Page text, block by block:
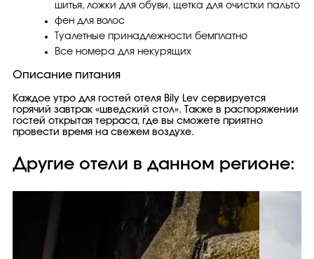
шитья, ложки для обуви, щетка для очистки пальто
фен для волос
Туалетные принадлежности бемплатно
Bсе номера для некурящих
Описание питания
Каждое утро для гостей отеля Bily Lev сервируется
горячий завтрак «шведский стол». Также в распоряжении
гостей открытая терраса, где вы сможете приятно
провести время на свежем воздухе.
Другие отели в данном регионе: